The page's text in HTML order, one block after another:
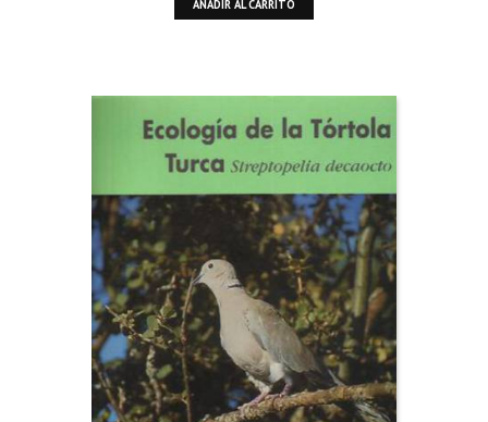
AÑADIR AL CARRITO